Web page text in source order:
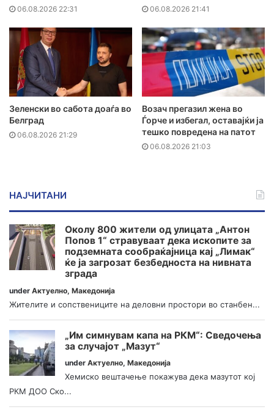
06.08.2026 22:31 06.08.2026 21:41
Зеленски во сабота доаѓа во
Белград
06.08.2026 21:29
Возач прегазил жена во
Ѓорче и избегал, оставајќи ја
тешко повредена на патот
06.08.2026 21:03
НАЈЧИТАНИ
Околу 800 жители од улицата „Антон
Попов 1“ стравуваат дека ископите за
подземната сообраќајница кај „Лимак“
ќе ја загрозат безбедноста на нивната
зграда
under Актуелно, Македонија
Жителите и сопствениците на деловни простори во станбен...
„Им симнувам капа на РКМ“: Сведочења
за случајот „Мазут“
under Актуелно, Македонија
Хемиско вештачење покажува дека мазутот кој
РКМ ДОО Ско...